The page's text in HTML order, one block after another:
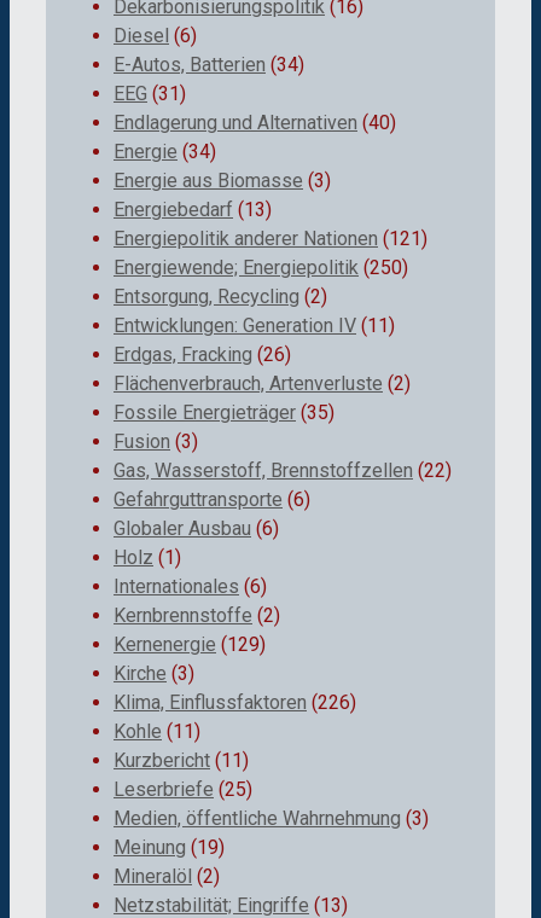
Dekarbonisierungspolitik (16)
Diesel (6)
E-Autos, Batterien (34)
EEG (31)
Endlagerung und Alternativen (40)
Energie (34)
Energie aus Biomasse (3)
Energiebedarf (13)
Energiepolitik anderer Nationen (121)
Energiewende; Energiepolitik (250)
Entsorgung, Recycling (2)
Entwicklungen: Generation IV (11)
Erdgas, Fracking (26)
Flächenverbrauch, Artenverluste (2)
Fossile Energieträger (35)
Fusion (3)
Gas, Wasserstoff, Brennstoffzellen (22)
Gefahrguttransporte (6)
Globaler Ausbau (6)
Holz (1)
Internationales (6)
Kernbrennstoffe (2)
Kernenergie (129)
Kirche (3)
Klima, Einflussfaktoren (226)
Kohle (11)
Kurzbericht (11)
Leserbriefe (25)
Medien, öffentliche Wahrnehmung (3)
Meinung (19)
Mineralöl (2)
Netzstabilität; Eingriffe (13)